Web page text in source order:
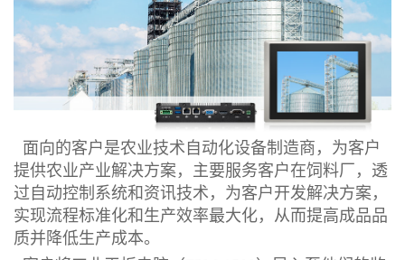
面向的客户是农业技术自动化设备制造商，为客户
提供农业产业解决方案，主要服务客户在饲料厂，透
过自动控制系统和资讯技术，为客户开发解决方案，
实现流程标准化和生产效率最大化，从而提高成品品
质并降低生产成本。